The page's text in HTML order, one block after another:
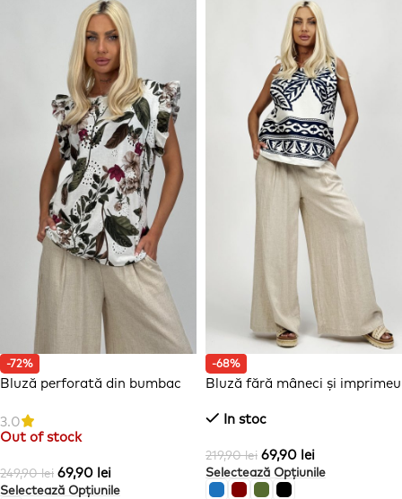
-72%
Bluză perforată din bumbac
3.0
Out of stock
249,90lei 69,90 lei
Selectează Opțiunile
-68%
Bluză fără mâneci și imprimeu
In stoc
219,90lei 69,90 lei
Selectează Opțiunile